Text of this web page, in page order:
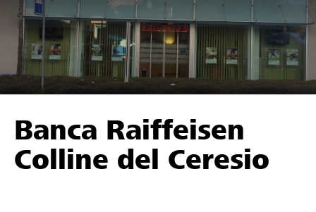
Unterstützen
Hilfe & Support
Projekte und Organisationen finden
Jetzt starten
Banca Raiffeisen
Colline del Ceresio